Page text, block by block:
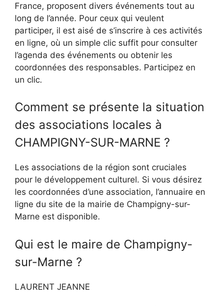
France, proposent divers événements tout au
long de l’année. Pour ceux qui veulent
participer, il est aisé de s’inscrire à ces activités
en ligne, où un simple clic suffit pour consulter
l’agenda des événements ou obtenir les
coordonnées des responsables. Participez en
un clic.
Comment se présente la situation
des associations locales à
CHAMPIGNY-SUR-MARNE ?
Les associations de la région sont cruciales
pour le développement culturel. Si vous désirez
les coordonnées d’une association, l’annuaire en
ligne du site de la mairie de Champigny-sur-
Marne est disponible.
Qui est le maire de Champigny-
sur-Marne ?
LAURENT JEANNE